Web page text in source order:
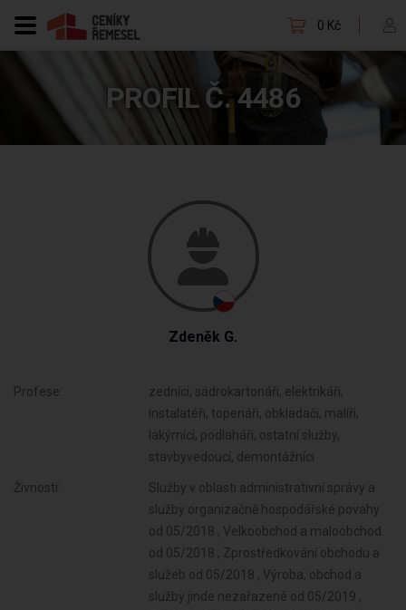
0 Kč
PROFIL Č. 4486
Zdeněk G.
Profese:
zedníci, sádrokartonáři, elektrikáři,
instalatéři, topenáři, obkladači, malíři,
lakýrníci, podlaháři, ostatní služby,
stavbyvedoucí, demontážníci
Živnosti:
Služby v oblasti administrativní správy a
služby organizačně hospodářské povahy
od 05/2018 , Velkoobchod a maloobchod
od 05/2018 , Zprostředkování obchodu a
služeb od 05/2018 , Výroba, obchod a
služby jinde nezařazené od 05/2019 ,